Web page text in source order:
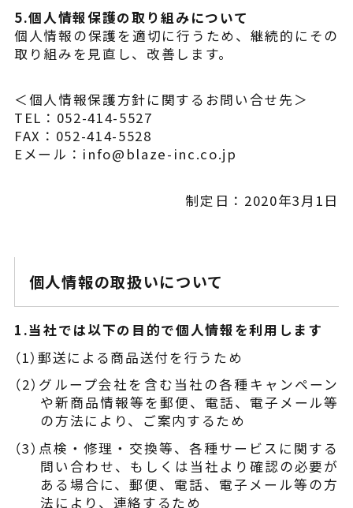
5.個人情報保護の取り組みについて
個人情報の保護を適切に行うため、継続的にその
取り組みを見直し、改善します。
＜個人情報保護方針に関するお問い合せ先＞
TEL：052-414-5527
FAX：052-414-5528
Eメール：info@blaze-inc.co.jp
制定日：2020年3月1日
個人情報の取扱いについて
1.当社では以下の目的で個人情報を利用します
（1）郵送による商品送付を行うため
（2）グループ会社を含む当社の各種キャンペーン
や新商品情報等を郵便、電話、電子メール等
の方法により、ご案内するため
（3）点検・修理・交換等、各種サービスに関する
問い合わせ、もしくは当社より確認の必要が
ある場合に、郵便、電話、電子メール等の方
法により、連絡するため